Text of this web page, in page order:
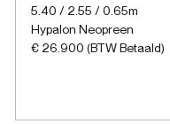
5.40 / 2.55 / 0.65m
Hypalon Neopreen
€ 26.900 (BTW Betaald)